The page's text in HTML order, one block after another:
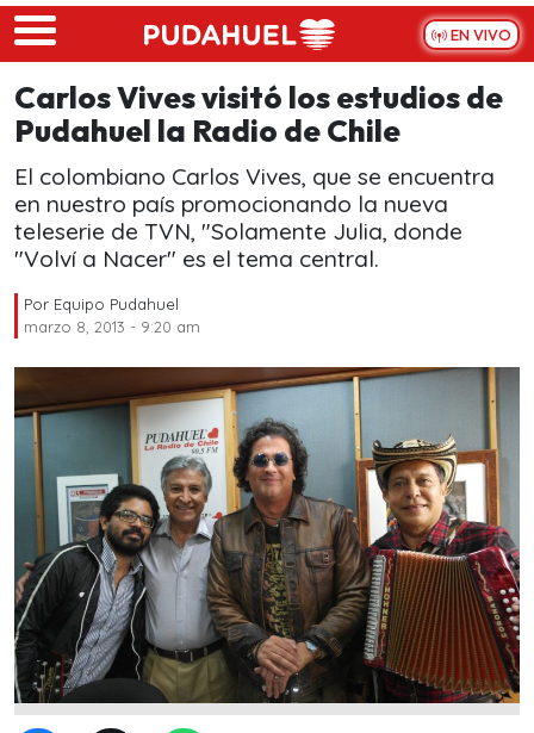
Skip to main content
EN VIVO
Carlos Vives visitó los estudios de
Pudahuel la Radio de Chile
El colombiano Carlos Vives, que se encuentra
en nuestro país promocionando la nueva
teleserie de TVN, "Solamente Julia, donde
"Volví a Nacer" es el tema central.
Por Equipo Pudahuel
marzo 8, 2013 - 9:20 am